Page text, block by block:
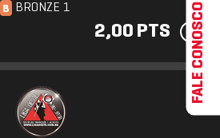
B BRONZE 1
2,00 PTS FALE CONOSCO